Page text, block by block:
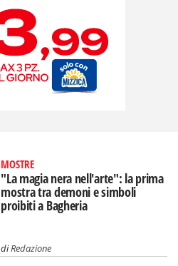
MOSTRE
"La magia nera nell'arte": la prima
mostra tra demoni e simboli
proibiti a Bagheria
diRedazione